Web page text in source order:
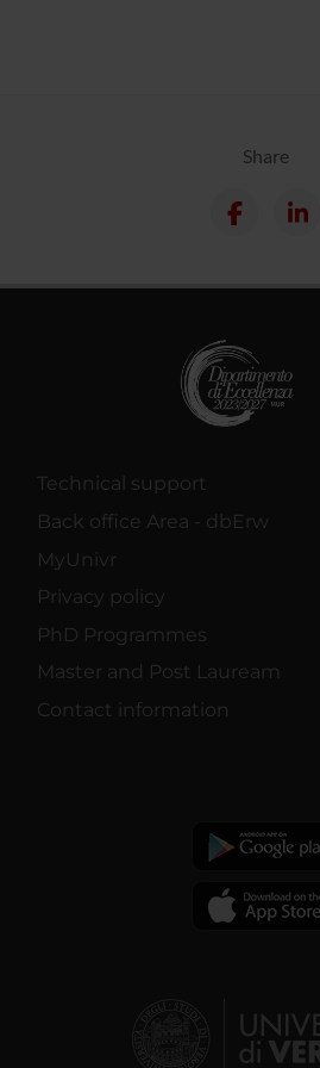
Share
Technical support
Back office Area - dbErw
MyUnivr
Privacy policy
PhD Programmes
Master and Post Lauream
Contact information